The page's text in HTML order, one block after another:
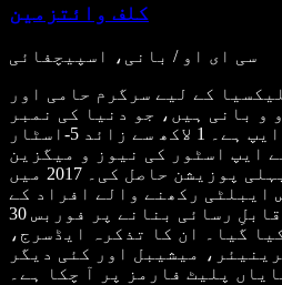
کلف وائتزمین
سی ای او / بانی، اسپیچفائی
کے لیے سرگرم حامی اور
و بانی ہیں، جو دنیا کی نمبر
1 ٹیکسٹ ٹو اسپیچ ایپ ہے۔ 1 لاکھ سے زائد 5-اسٹار
ایپ اسٹور کی نیوز و میگزین
کیٹیگری میں پہلی پوزیشن حاصل کی۔ 2017 میں
ایبلٹی رکھنے والے افراد کے
لیے انٹرنیٹ کو زیادہ قابلِ رسائی بنانے پر فوربس 30
کیا گیا۔ ان کا تذکرہ ایڈسرج،
میشیبل اور کئی دیگر
پلیٹ فارمز پر آ چکا ہے۔